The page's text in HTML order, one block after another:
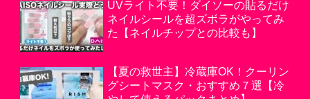
UVライト不要！ダイソーの貼るだけ
ネイルシールを超ズボラがやってみ
た【ネイルチップとの比較も】
【夏の救世主】冷蔵庫OK！クーリン
グシートマスク・おすすめ７選【冷